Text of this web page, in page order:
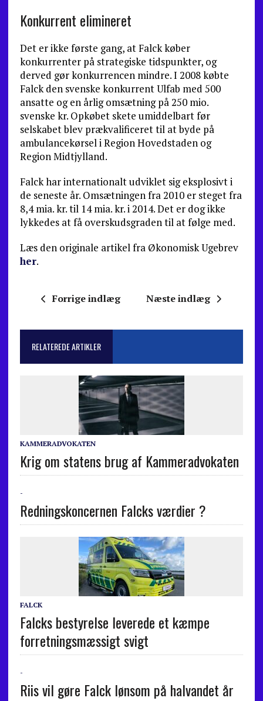
Konkurrent elimineret
Det er ikke første gang, at Falck køber
konkurrenter på strategiske tidspunkter, og
derved gør konkurrencen mindre. I 2008 købte
Falck den svenske konkurrent Ulfab med 500
ansatte og en årlig omsætning på 250 mio.
svenske kr. Opkøbet skete umiddelbart før
selskabet blev prækvalificeret til at byde på
ambulancekørsel i Region Hovedstaden og
Region Midtjylland.
Falck har internationalt udviklet sig eksplosivt i
de seneste år. Omsætningen fra 2010 er steget fra
8,4 mia. kr. til 14 mia. kr. i 2014. Det er dog ikke
lykkedes at få overskudsgraden til at følge med.
Læs den originale artikel fra Økonomisk Ugebrev
her.
Forrige indlæg Næste indlæg
RELATEREDE ARTIKLER
KAMMERADVOKATEN
Krig om statens brug af Kammeradvokaten
-
Redningskoncernen Falcks værdier ?
FALCK
Falcks bestyrelse leverede et kæmpe
forretningsmæssigt svigt
-
Riis vil gøre Falck lønsom på halvandet år